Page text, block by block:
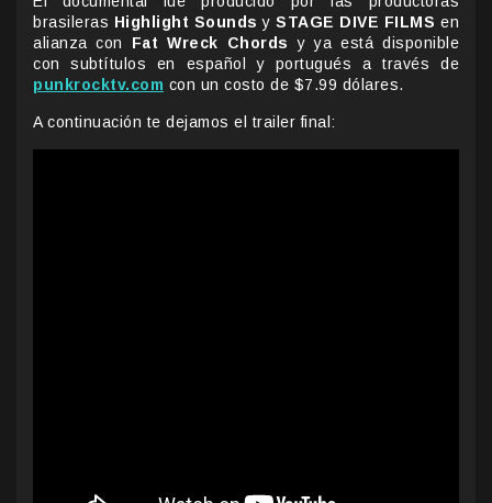
brasileras Highlight Sounds ySTAGE DIVE FILMS en
alianza con Fat Wreck Chords y ya está disponible
con subtítulos en español y portugués a través de
punkrocktv.com con un costo de $7.99 dólares.
A continuación te dejamos el trailer final: